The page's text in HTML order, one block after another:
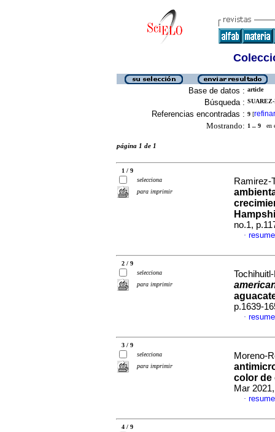
Base de datos : article
Búsqueda :
Referencias encontradas : 9 [refinar
Mostrando: 1 .. 9 en
página 1 de 1
1 / 9
selecciona
para imprimir
Ramirez-
no.1,
·
2 / 9
selecciona
para imprimir
p.1639-
·
3 / 9
selecciona
para imprimir
Moreno-
color de
Mar
·
4 / 9